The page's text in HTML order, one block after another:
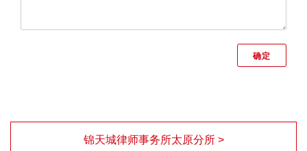
锦天城律师事务所太原分所 >